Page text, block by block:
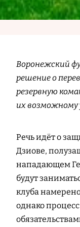
Воронежский
решение о
резервную
их возможному
Речь идёт о
Дзиове,
нападающем
будут
клуба
однако